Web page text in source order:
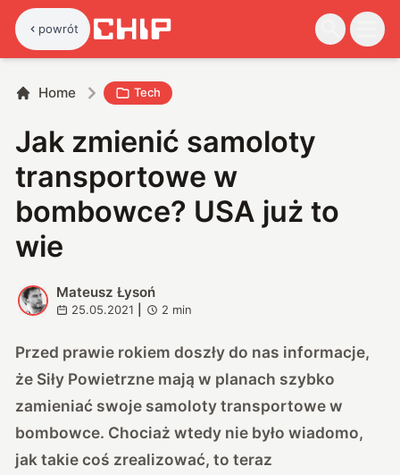
powrót
Home Tech
Jak zmienić samoloty
transportowe w
bombowce? USA już to
wie
M
Mateusz Łysoń
25.05.2021 2 min
Przed prawie rokiem doszły do nas informacje,
że Siły Powietrzne mają w planach szybko
zamieniać swoje samoloty transportowe w
bombowce. Chociaż wtedy nie było wiadomo,
jak takie coś zrealizować, to teraz